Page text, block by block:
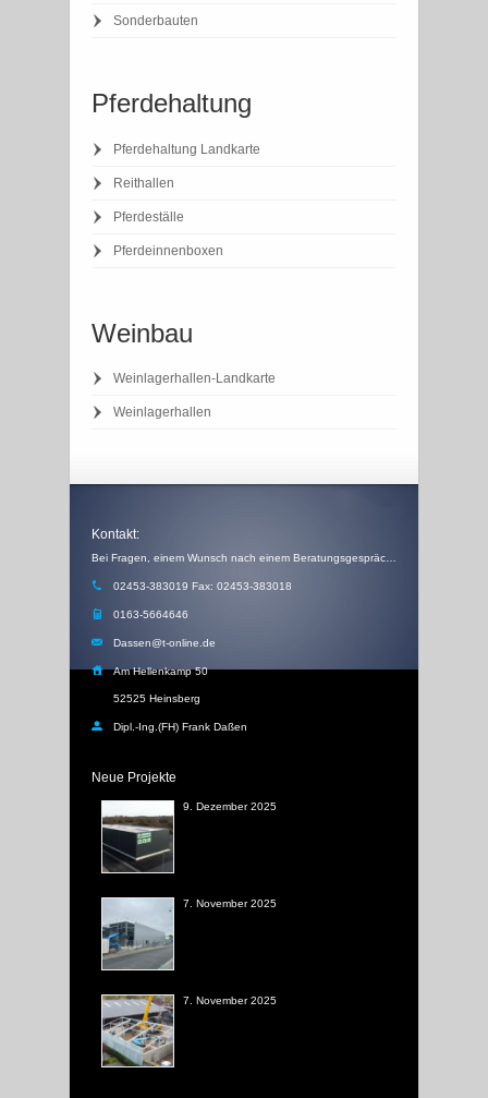
Sonderbauten
Pferdehaltung
Pferdehaltung Landkarte
Reithallen
Pferdeställe
Pferdeinnenboxen
Weinbau
Weinlagerhallen-Landkarte
Weinlagerhallen
Kontakt:
02453-383019 Fax: 02453-383018
0163-5664646
Dassen@t-online.de
Am Hellenkamp 50
52525 Heinsberg
Dipl.-Ing.(FH) Frank Daßen
Neue Projekte
9. Dezember 2025
7. November 2025
7. November 2025